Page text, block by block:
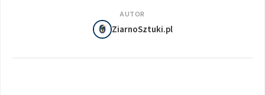
AUTOR
ZiarnoSztuki.pl